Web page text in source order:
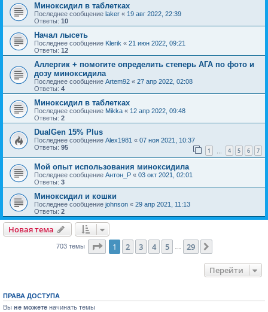
Миноксидил в таблетках
Последнее сообщение laker « 19 авг 2022, 22:39
Ответы: 10
Начал лысеть
Последнее сообщение Klerik « 21 июн 2022, 09:21
Ответы: 12
Аллергик + помогите определить степерь АГА по фото и
дозу миноксидила
Последнее сообщение Artem92 « 27 апр 2022, 02:08
Ответы: 4
Миноксидил в таблетках
Последнее сообщение Mikka « 12 апр 2022, 09:48
Ответы: 2
DualGen 15% Plus
Последнее сообщение Alex1981 « 07 ноя 2021, 10:37
Ответы: 95 1 4 5 6 7
Мой опыт использования миноксидила
Последнее сообщение Антон_Р « 03 окт 2021, 02:01
Ответы: 3
Миноксидил и кошки
Последнее сообщение johnson « 29 апр 2021, 11:13
Ответы: 2
Новая тема
703 темы Страница из 29
1 2 3 4 5 29
Перейти
ПРАВА ДОСТУПА
Вы не можете начинать темы